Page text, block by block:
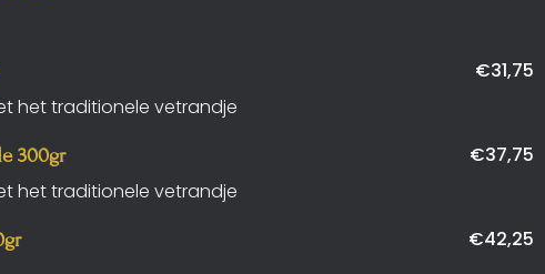
€31,75
het traditionele vetrandje
300gr
€37,75
het traditionele vetrandje
€42,25